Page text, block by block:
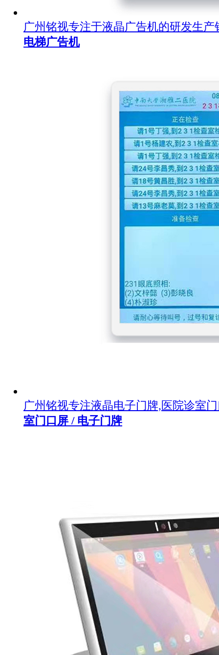
广州铭视专注于液晶广告机的研发生
电梯广告机
广州铭视专注液晶电子门牌,医院诊室
室门口屏 / 电子门牌